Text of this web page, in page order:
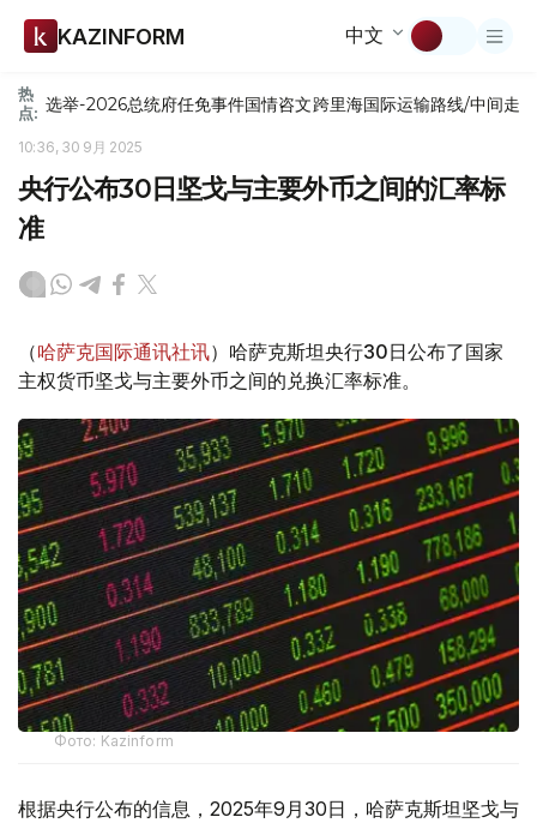
KAZINFORM 中文
热
点: 选举-2026总统府任免事件国情咨文跨里海国际运输路线/中间走廊
10:36, 30 9月 2025
央行公布30日坚戈与主要外币之间的汇率标
准
（哈萨克国际通讯社讯）哈萨克斯坦央行30日公布了国家
主权货币坚戈与主要外币之间的兑换汇率标准。
Фото: Kazinform
根据央行公布的信息，2025年9月30日，哈萨克斯坦坚戈与